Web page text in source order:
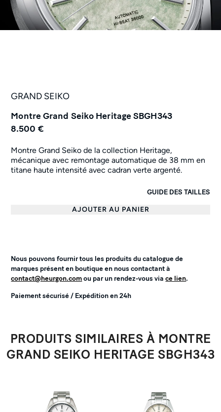
GRAND SEIKO
Montre Grand Seiko Heritage SBGH343
8.500 €
Montre Grand Seiko de la collection Heritage,
mécanique avec remontage automatique de 38 mm en
titane haute intensité avec cadran verte argenté.
GUIDE DES TAILLES
AJOUTER AU PANIER
Nous pouvons fournir tous les produits du catalogue de
marques présent en boutique en nous contactant à
contact@heurgon.comou par un rendez-vous viace lien.
Paiement sécurisé / Expédition en 24h
PRODUITS SIMILAIRES À MONTRE
GRAND SEIKO HERITAGE SBGH343